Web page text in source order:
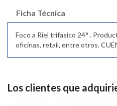
Ficha Técnica
Foco a Riel trifasico 24° .
oficinas, retail, entre otros.
Los clientes que